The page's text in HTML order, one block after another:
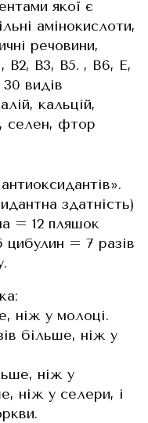
якої є
амінокислоти,
речовини,
В2, В3, В5. , B6, E,
видів
кальцій,
селен, фтор
здатність)
= 12 пляшок
= 7 разів
ніж у молоці.
більше, ніж у
ніж у
ніж у селери, і